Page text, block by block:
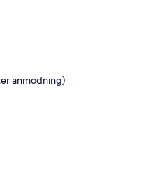
anmodning)